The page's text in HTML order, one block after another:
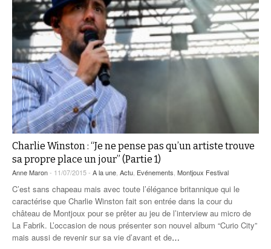
Charlie Winston : “Je ne pense pas qu’un artiste trouve
sa propre place un jour” (Partie 1)
Anne Maron- 11/07/2015 - A la une Actu Evénements Montjoux Festival
C’est sans chapeau mais avec toute l’élégance britannique qui le
caractérise que Charlie Winston fait son entrée dans la cour du
château de Montjoux pour se prêter au jeu de l’interview au micro de
La Fabrik. L’occasion de nous présenter son nouvel album “Curio City”
mais aussi de revenir sur sa vie d’avant et de…